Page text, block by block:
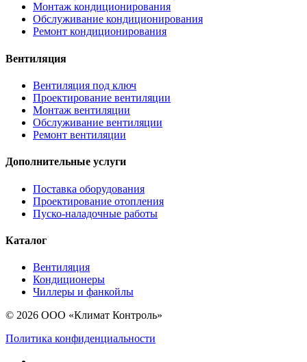
Монтаж кондиционирования
Обслуживание кондиционирования
Ремонт кондиционирования
Вентиляция
Вентиляция под ключ
Проектирование вентиляции
Монтаж вентиляции
Обслуживание вентиляции
Ремонт вентиляции
Дополнительные услуги
Поставка оборудования
Проектирование отопления
Пуско-наладочные работы
Каталог
Вентиляция
Кондиционеры
Чиллеры и фанкойлы
© 2026 ООО «Климат Контроль»
Политика конфиденциальности